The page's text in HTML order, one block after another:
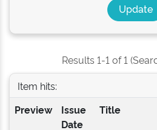
Results 1-1 of 1
Item hits:
Preview
Issue
Date
Title